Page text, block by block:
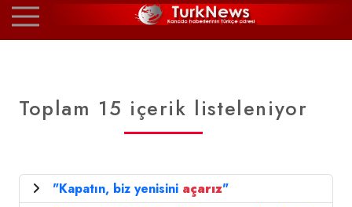
Toplam 15 içerik listeleniyor
"Kapatın, biz yenisini açarız"